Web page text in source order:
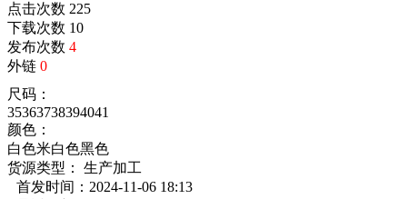
点击次数 225
下载次数 10
发布次数 4
外链 0
尺码：
35363738394041
颜色：
白色米白色黑色
货源类型： 生产加工
首发时间：2024-11-06 18:13